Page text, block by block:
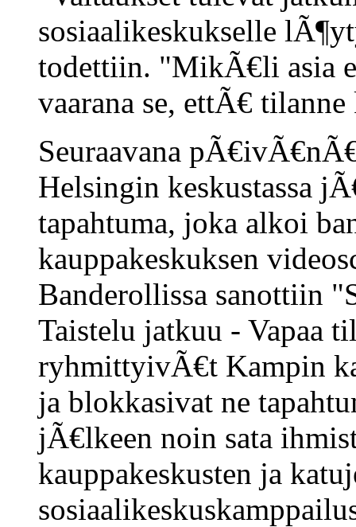
sosiaalikeskukselle
todettiin. "MikÃ€li asia
vaarana se, ettÃ€
Seuraavana
Helsingin keskustassa
tapahtuma, joka alkoi
kauppakeskuksen
Banderollissa sanottiin
Taistelu jatkuu - Vapaa
ryhmittyivÃ€t Kampin
ja blokkasivat ne
jÃ€lkeen noin sata
kauppakeskusten ja